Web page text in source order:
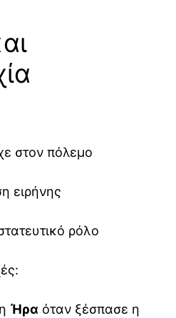
στον πόλεμο
ειρήνης
ρόλο
Ήρα όταν ξέσπασε η